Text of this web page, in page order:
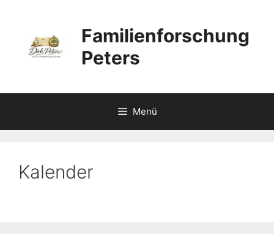
springen
Familienforschung
Peters
Menü
Kalender